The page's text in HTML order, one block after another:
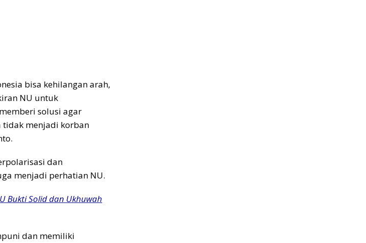
bisa kehilangan arah,
NU untuk
solusi agar
tidak menjadi korban
dan
menjadi perhatian NU.
Bukti Solid dan Ukhuwah
dan memiliki